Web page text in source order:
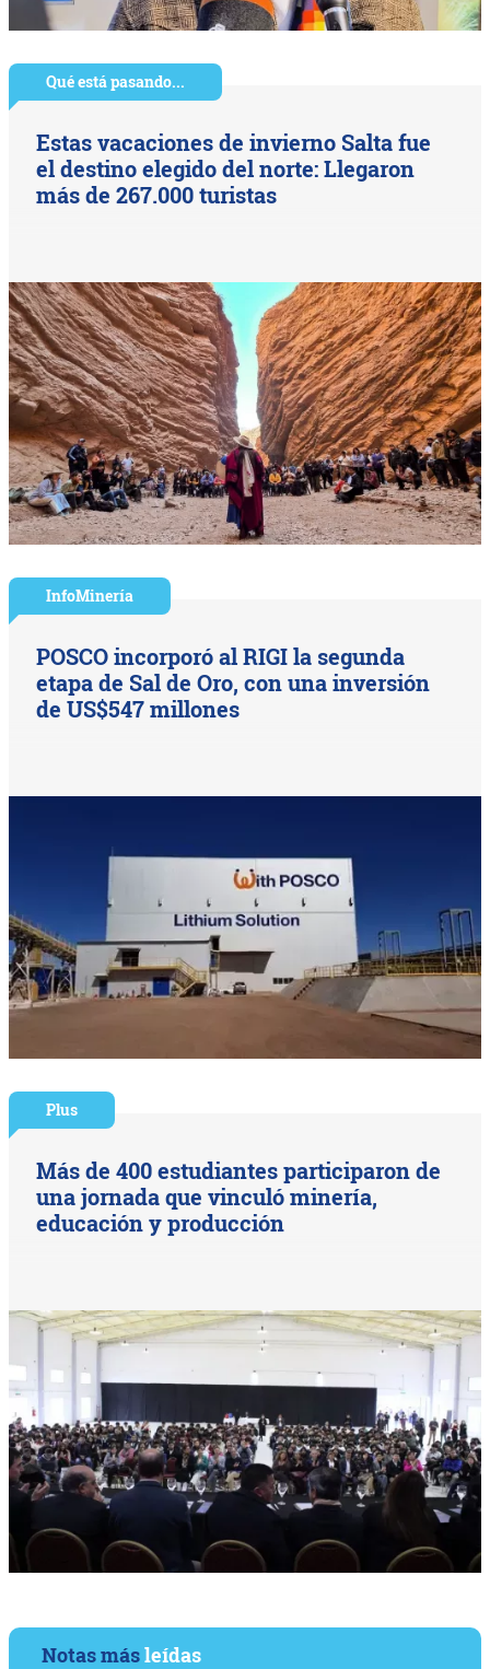
Qué está pasando...
Estas vacaciones de invierno Salta fue
el destino elegido del norte: Llegaron
más de 267.000 turistas
InfoMinería
POSCO incorporó al RIGI la segunda
etapa de Sal de Oro, con una inversión
de US$547 millones
Plus
Más de 400 estudiantes participaron de
una jornada que vinculó minería,
educación y producción
Notas másleídas